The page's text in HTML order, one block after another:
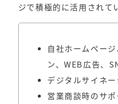
ジで積極的に活用されて
自社ホームペー
ン、WEB広告、
デジタルサイネー
営業商談時のサ